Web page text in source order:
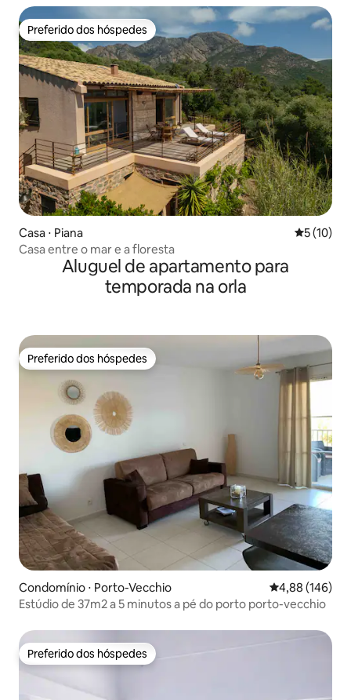
Preferido dos hóspedes
Preferido dos hóspedes
Casa ⋅ Piana 5 de uma
5 (10)
Casa entre o mar e a floresta
Aluguel de apartamento para
temporada na orla
Preferido dos hóspedes
Preferido dos hóspedes
Condomínio ⋅ Porto-Vecchio 4,88 de uma
4,88 (146)
Estúdio de 37m2 a 5 minutos a pé do porto porto-vecchio
Preferido dos hóspedes
Preferido dos hóspedes